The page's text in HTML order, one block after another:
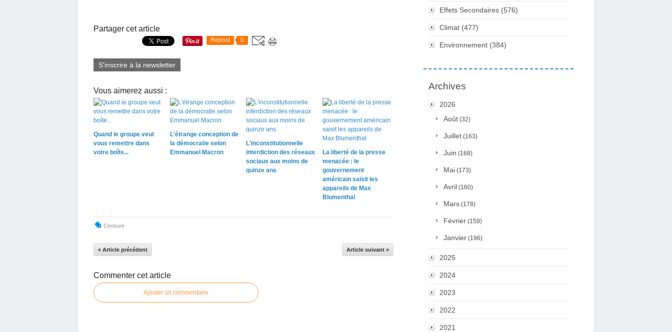
Partager cet article
Repost 0
S'inscrire à la newsletter
Vous aimerez aussi :
Quand le groupe veut
vous remettre dans
votre boîte...
L'étrange conception de
la démocratie selon
Emmanuel Macron
L'inconstitutionnelle
interdiction des réseaux
sociaux aux moins de
quinze ans
La liberté de la presse
menacée : le
gouvernement
américain saisit les
appareils de Max
Blumenthal
Censure
« Article précédent Article suivant »
Commenter cet article
Ajouter un commentaire
Effets Secondaires (576)
Climat (477)
Environnement (384)
Archives
2026
Août (32)
Juillet (163)
Juin (168)
Mai (173)
Avril (160)
Mars (178)
Février (159)
Janvier (196)
2025
2024
2023
2022
2021